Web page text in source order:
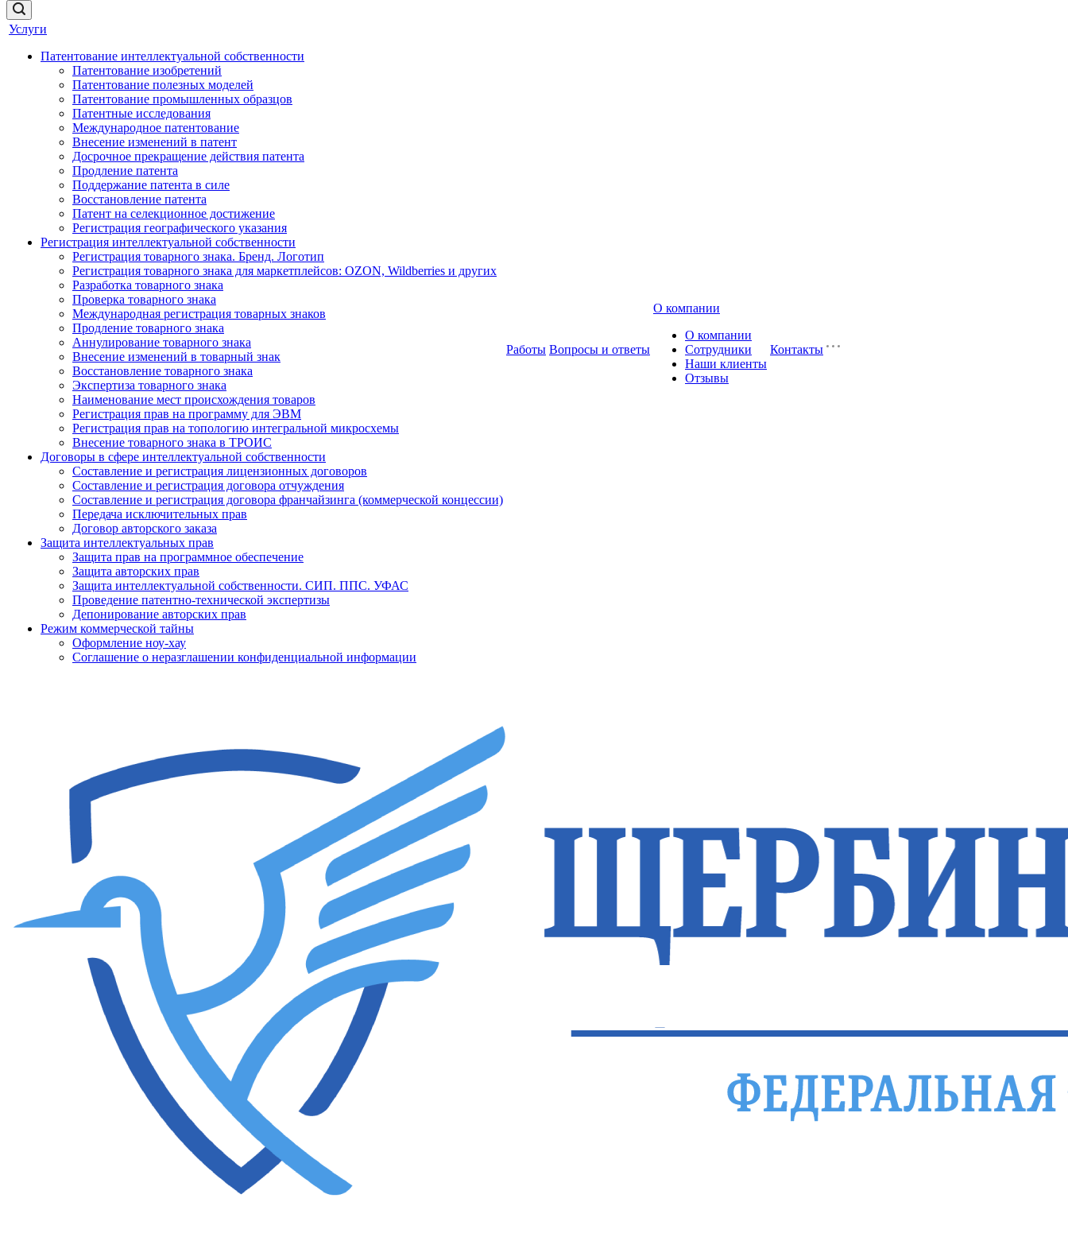
Услуги
Патентование интеллектуальной собственности
Патентование изобретений
Патентование полезных моделей
Патентование промышленных образцов
Патентные исследования
Международное патентование
Внесение изменений в патент
Досрочное прекращение действия патента
Продление патента
Поддержание патента в силе
Восстановление патента
Патент на селекционное достижение
Регистрация географического указания
Регистрация интеллектуальной собственности
Регистрация товарного знака. Бренд. Логотип
Регистрация товарного знака для маркетплейсов: OZON, Wildberries и других
Разработка товарного знака
Проверка товарного знака
Международная регистрация товарных знаков
Продление товарного знака
Аннулирование товарного знака
Внесение изменений в товарный знак
Восстановление товарного знака
Экспертиза товарного знака
Наименование мест происхождения товаров
Регистрация прав на программу для ЭВМ
Регистрация прав на топологию интегральной микросхемы
Внесение товарного знака в ТРОИС
Договоры в сфере интеллектуальной собственности
Составление и регистрация лицензионных договоров
Составление и регистрация договора отчуждения
Составление и регистрация договора франчайзинга (коммерческой концессии)
Передача исключительных прав
Договор авторского заказа
Защита интеллектуальных прав
Защита прав на программное обеспечение
Защита авторских прав
Защита интеллектуальной собственности. СИП. ППС. УФАС
Проведение патентно-технической экспертизы
Депонирование авторских прав
Режим коммерческой тайны
Оформление ноу-хау
Соглашение о неразглашении конфиденциальной информации
Работы Вопросы и ответы
О компании
О компании
Сотрудники
Наши клиенты
Отзывы
Контакты